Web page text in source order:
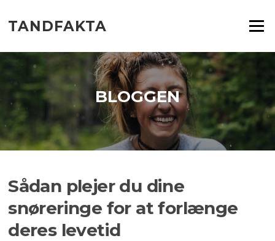
indhold
TANDFAKTA Menu
BLOGGEN
Sådan plejer du dine
snøreringe for at forlænge
deres levetid